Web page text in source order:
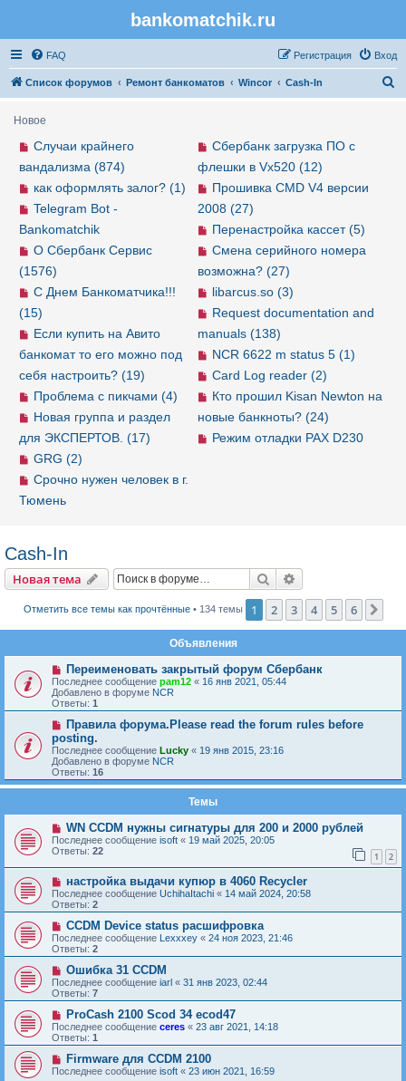
bankomatchik.ru
FAQ Вход
Регистрация
Список форумов Ремонт банкоматов Wincor Cash-In
Новое
Сбербанк загрузка ПО с
флешки в Vx520 (12)
Прошивка CMD V4 версии
2008 (27)
Перенастройка кассет (5)
Смена серийного номера
возможна? (27)
libarcus.so (3)
Request documentation and
manuals (138)
NCR 6622 m status 5 (1)
Card Log reader (2)
Кто прошил Kisan Newton на
новые банкноты? (24)
Режим отладки PAX D230
Случаи крайнего
вандализма (874)
как оформлять залог? (1)
Telegram Bot -
Bankomatchik
О Сбербанк Сервис
(1576)
С Днем Банкоматчика!!!
(15)
Если купить на Авито
банкомат то его можно под
себя настроить? (19)
Проблема с пикчами (4)
Новая группа и раздел
для ЭКСПЕРТОВ. (17)
GRG (2)
Срочно нужен человек в г.
Тюмень
Cash-In
Новая тема
Новаятема Поиск
Отметить все темы как прочтённые• 134 темы 1 2 3 4 5 6
Объявления
Переименовать закрытый форум Сбербанк
Последнее сообщение pam12 « 16 янв 2021, 05:44
Добавлено в форуме NCR
Ответы: 1
Правила форума.Please read the forum rules before
posting.
Последнее сообщение Lucky « 19 янв 2015, 23:16
Добавлено в форуме NCR
Ответы: 16
Темы
WN CCDM нужны сигнатуры для 200 и 2000 рублей
Последнее сообщение isoft « 19 май 2025, 20:05
Ответы: 22 1 2
настройка выдачи купюр в 4060 Recycler
Последнее сообщение UchihaItachi « 14 май 2024, 20:58
Ответы: 2
CCDM Device status расшифровка
Последнее сообщение Lexxxey « 24 ноя 2023, 21:46
Ответы: 2
Ошибка 31 CCDM
Последнее сообщение iarl « 31 янв 2023, 02:44
Ответы: 7
ProCash 2100 Scod 34 ecod47
Последнее сообщение ceres « 23 авг 2021, 14:18
Ответы: 1
Firmware для CCDM 2100
Последнее сообщение isoft « 23 июн 2021, 16:59